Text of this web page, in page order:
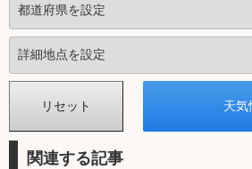
関連する記事